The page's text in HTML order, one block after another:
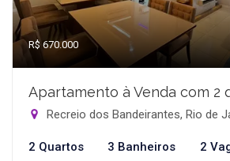
R$ 670.000
Apartamento à Venda com 2
Recreio dos Bandeirantes, Rio de
2 Quartos 3 Banheiros 2